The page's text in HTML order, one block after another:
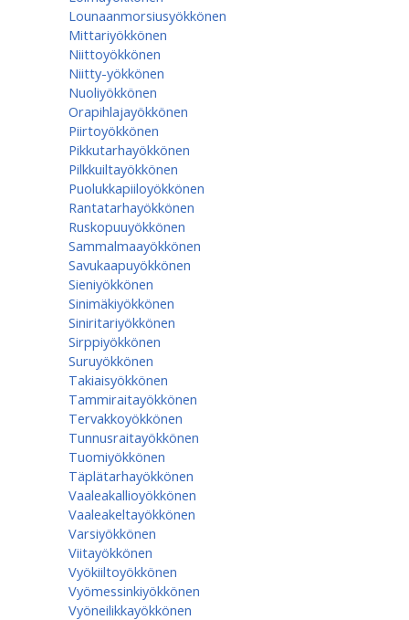
Lounaanmorsiusyökkönen
Mittariyökkönen
Niittoyökkönen
Niitty-yökkönen
Nuoliyökkönen
Orapihlajayökkönen
Piirtoyökkönen
Pikkutarhayökkönen
Pilkkuiltayökkönen
Puolukkapiiloyökkönen
Rantatarhayökkönen
Ruskopuuyökkönen
Sammalmaayökkönen
Savukaapuyökkönen
Sieniyökkönen
Sinimäkiyökkönen
Siniritariyökkönen
Sirppiyökkönen
Suruyökkönen
Takiaisyökkönen
Tammiraitayökkönen
Tervakkoyökkönen
Tunnusraitayökkönen
Tuomiyökkönen
Täplätarhayökkönen
Vaaleakallioyökkönen
Vaaleakeltayökkönen
Varsiyökkönen
Viitayökkönen
Vyökiiltoyökkönen
Vyömessinkiyökkönen
Vyöneilikkayökkönen